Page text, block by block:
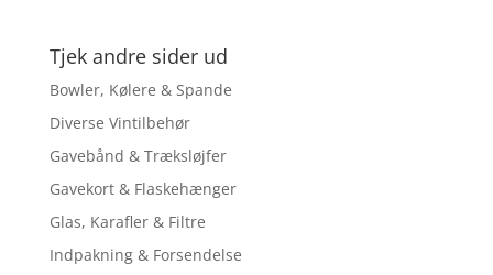
Tjek andre sider ud
Bowler, Kølere & Spande
Diverse Vintilbehør
Gavebånd & Træksløjfer
Gavekort & Flaskehænger
Glas, Karafler & Filtre
Indpakning & Forsendelse